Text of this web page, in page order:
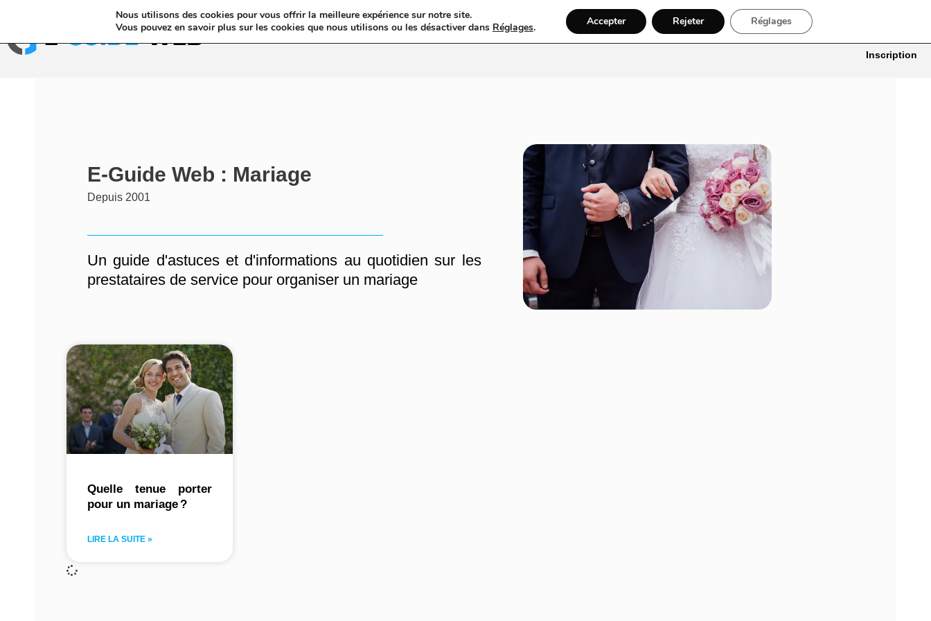
Annuaires & Blogs Web Taxi VTC Mariage Ambulance Locations De Voitures Bâtiment, Artisans & Électriciens
Inscription
E-Guide Web : Mariage
Depuis 2001
Un guide d'astuces et d'informations au quotidien sur les
prestataires de service pour organiser un mariage
Quelle tenue porter
pour un mariage ?
LIRE LA SUITE »
Nous utilisons des cookies pour vous offrir la meilleure expérience sur notre site.
Vous pouvez en savoir plus sur les cookies que nous utilisons ou les désactiver dans Réglages. Accepter Rejeter Réglages